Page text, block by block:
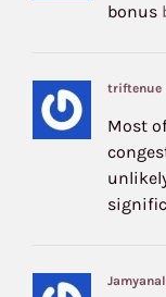
bonus
triftenue
Most